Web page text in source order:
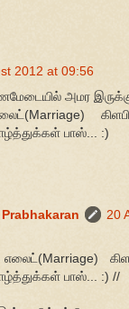
2012 at 09:56
அமர
பாஸ்... :)
20
பாஸ்... :) //